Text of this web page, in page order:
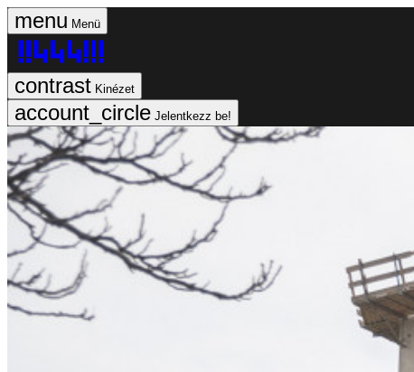
Menü
Kinézet
Jelentkezz be!